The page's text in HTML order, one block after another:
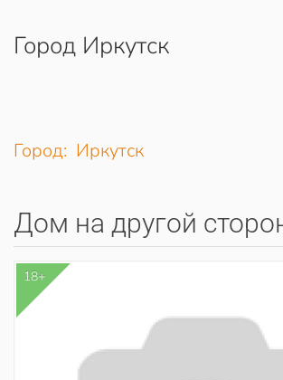
Перейти к содержимому
Город Иркутск
Город: Иркутск
Дом на другой
18+